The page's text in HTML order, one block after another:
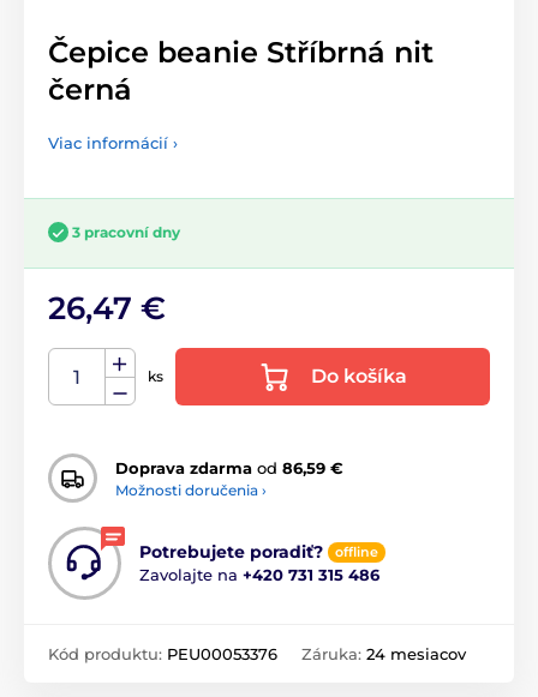
Čepice beanie Stříbrná nit
černá
Viac informácií ›
3 pracovní dny
26,47 €
ks Do košíka
Doprava zdarma od 86,59 €
Možnosti doručenia ›
Potrebujete poradiť? offline
Zavolajte na +420 731 315 486
Kód produktu: PEU00053376 Záruka: 24 mesiacov